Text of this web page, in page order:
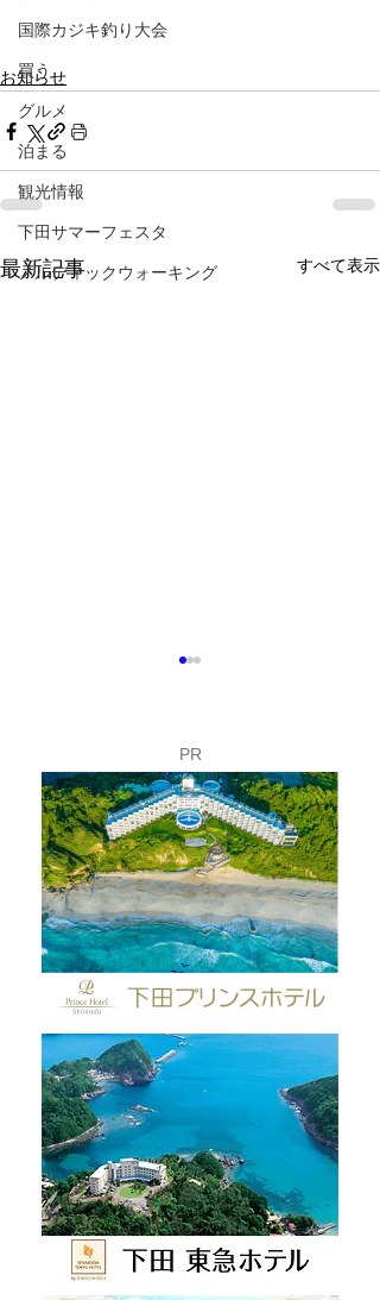
国際カジキ釣り大会
買う
グルメ
泊まる
観光情報
下田サマーフェスタ
ノルディックウォーキング
お知らせ
最新記事 すべて表示
富士山こどもの国で「下
田市フェア」開催✨
PR